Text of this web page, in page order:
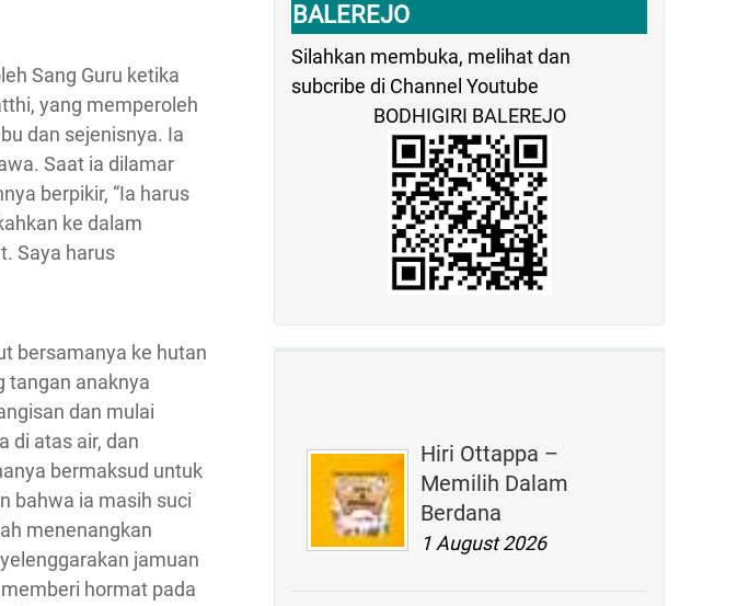
BALEREJO
Silahkan membuka, melihat dan
subcribe di Channel Youtube
BODHIGIRI BALEREJO
Hiri Ottappa –
Memilih Dalam
Berdana
1 August 2026
Sang Guru ketika
yang memperoleh
dan sejenisnya. Ia
Saat ia dilamar
berpikir, “Ia harus
ke dalam
Saya harus
bersamanya ke hutan
tangan anaknya
dan mulai
di atas air, dan
bermaksud untuk
bahwa ia masih suci
menenangkan
jamuan
hormat pada